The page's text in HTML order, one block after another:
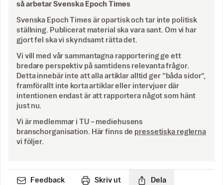
så arbetar Svenska Epoch Times
Svenska Epoch Times är opartisk och tar inte politisk
ställning. Publicerat material ska vara sant. Om vi har
gjort fel ska vi skyndsamt rätta det.
Vi vill med vår sammantagna rapportering ge ett
bredare perspektiv på samtidens relevanta frågor.
Detta innebär inte att alla artiklar alltid ger ”båda sidor”,
framförallt inte korta artiklar eller intervjuer där
intentionen endast är att rapportera något som hänt
just nu.
Vi är medlemmar i TU – mediehusens
branschorganisation. Här finns de pressetiska reglerna
vi följer.
Feedback Skriv ut Dela